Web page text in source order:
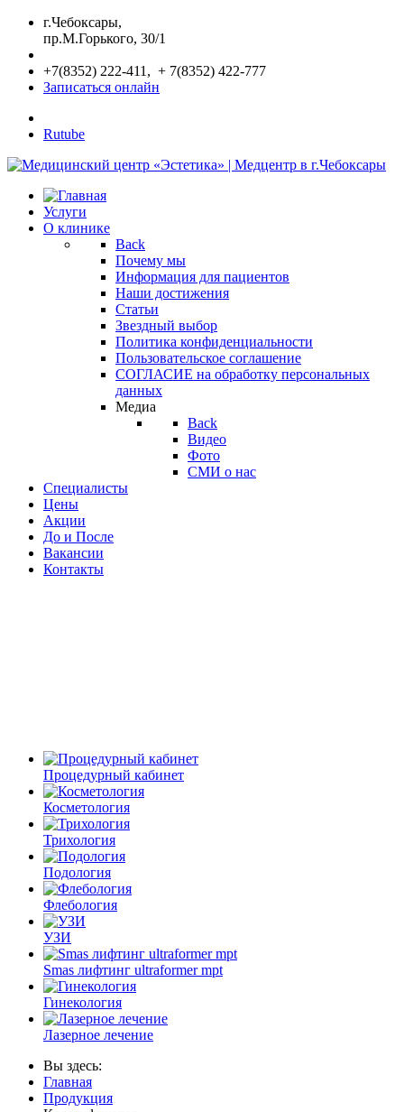
г.Чебоксары,
пр.М.Горького, 30/1
+7(8352) 222-411, + 7(8352) 422-777
Записаться онлайн
Rutube
Услуги
О клинике
Back
Почему мы
Информация для пациентов
Наши достижения
Статьи
Звездный выбор
Политика конфиденциальности
Пользовательское соглашение
СОГЛАСИЕ на обработку персональных
данных
Медиа
Back
Видео
Фото
СМИ о нас
Специалисты
Цены
Акции
До и После
Вакансии
Контакты
Процедурный кабинет
Косметология
Трихология
Подология
Флебология
УЗИ
Smas лифтинг ultraformer mpt
Гинекология
Лазерное лечение
Вы здесь:
Главная
Продукция